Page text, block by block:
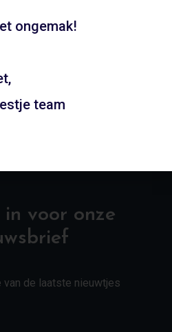
Recreatie Het Twiske –
Oostzaan
voor onze
van de laatste nieuwtjes
ongemak!
team